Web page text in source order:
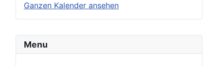
Menu
Ganzen Kalender ansehen